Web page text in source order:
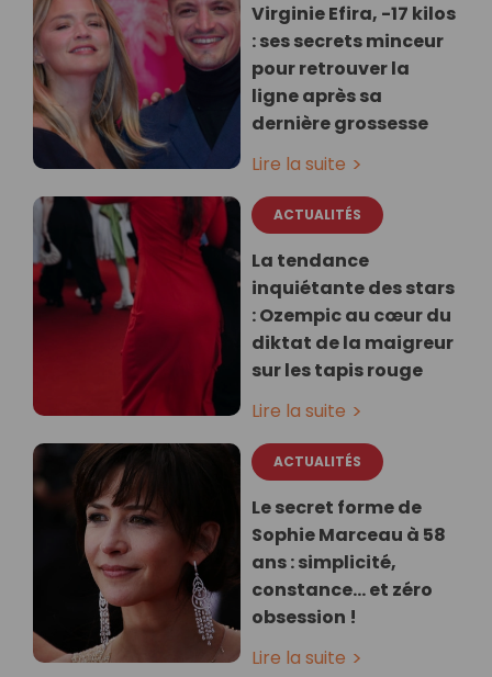
Virginie Efira, -17 kilos
: ses secrets minceur
pour retrouver la
ligne après sa
dernière grossesse
Lire la suite
ACTUALITÉS
La tendance
inquiétante des stars
: Ozempic au cœur du
diktat de la maigreur
sur les tapis rouge
Lire la suite
ACTUALITÉS
Le secret forme de
Sophie Marceau à 58
ans : simplicité,
constance… et zéro
obsession !
Lire la suite